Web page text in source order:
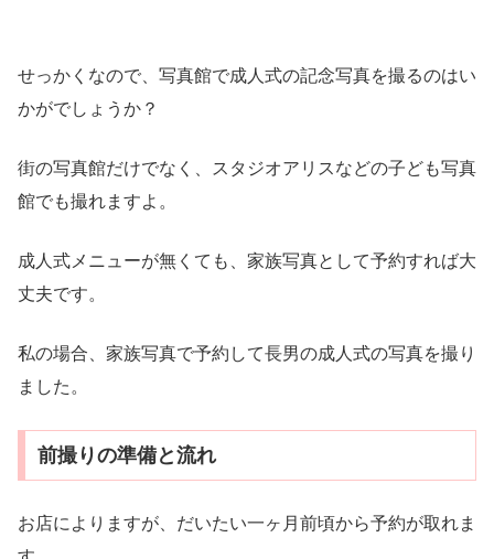
せっかくなので、写真館で成人式の記念写真を撮るのはい
かがでしょうか？
街の写真館だけでなく、スタジオアリスなどの子ども写真
館でも撮れますよ。
成人式メニューが無くても、家族写真として予約すれば大
丈夫です。
私の場合、家族写真で予約して長男の成人式の写真を撮り
ました。
前撮りの準備と流れ
お店によりますが、だいたい一ヶ月前頃から予約が取れま